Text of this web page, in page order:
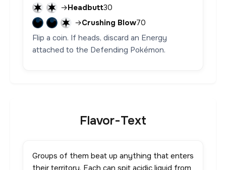
→Headbutt30
→Crushing Blow70
Flip a coin. If heads, discard an Energy
attached to the Defending Pokémon.
Flavor-Text
Groups of them beat up anything that enters
their territory. Each can spit acidic liquid from